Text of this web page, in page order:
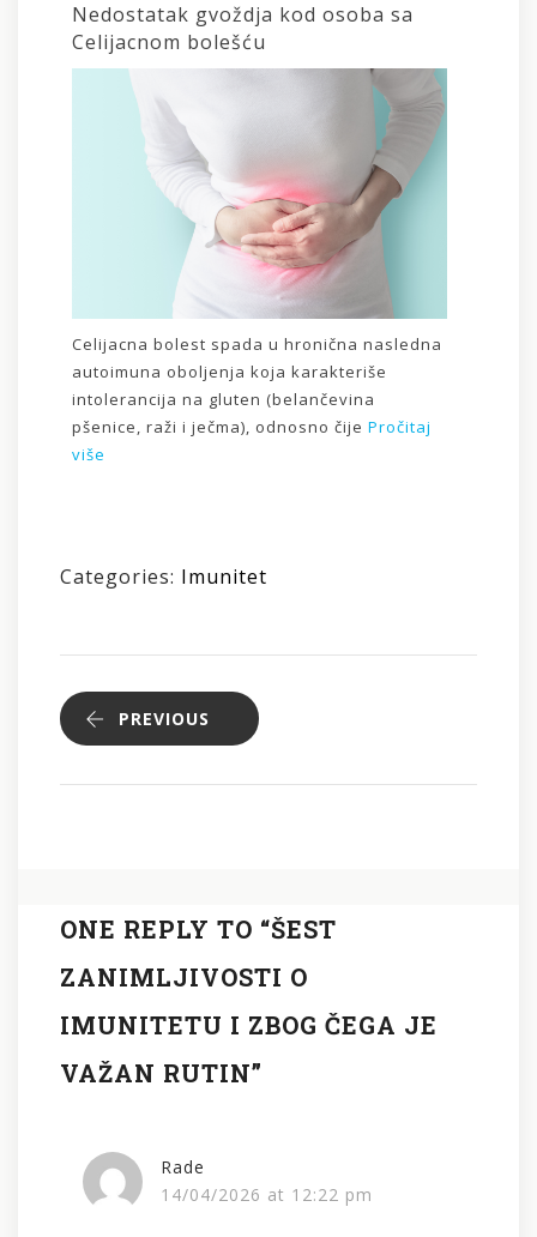
Nedostatak gvoždja kod osoba sa
Celijacnom bolešću
Celijacna bolest spada u hronična nasledna
autoimuna oboljenja koja karakteriše
intolerancija na gluten (belančevina
pšenice, raži i ječma), odnosno čije Pročitaj
više
Categories: Imunitet
PREVIOUS
ONE REPLY TO “ŠEST
ZANIMLJIVOSTI O
IMUNITETU I ZBOG ČEGA JE
VAŽAN RUTIN”
Rade
14/04/2026 at 12:22 pm